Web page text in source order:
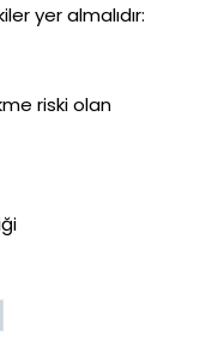
yer almalıdır:
riski olan